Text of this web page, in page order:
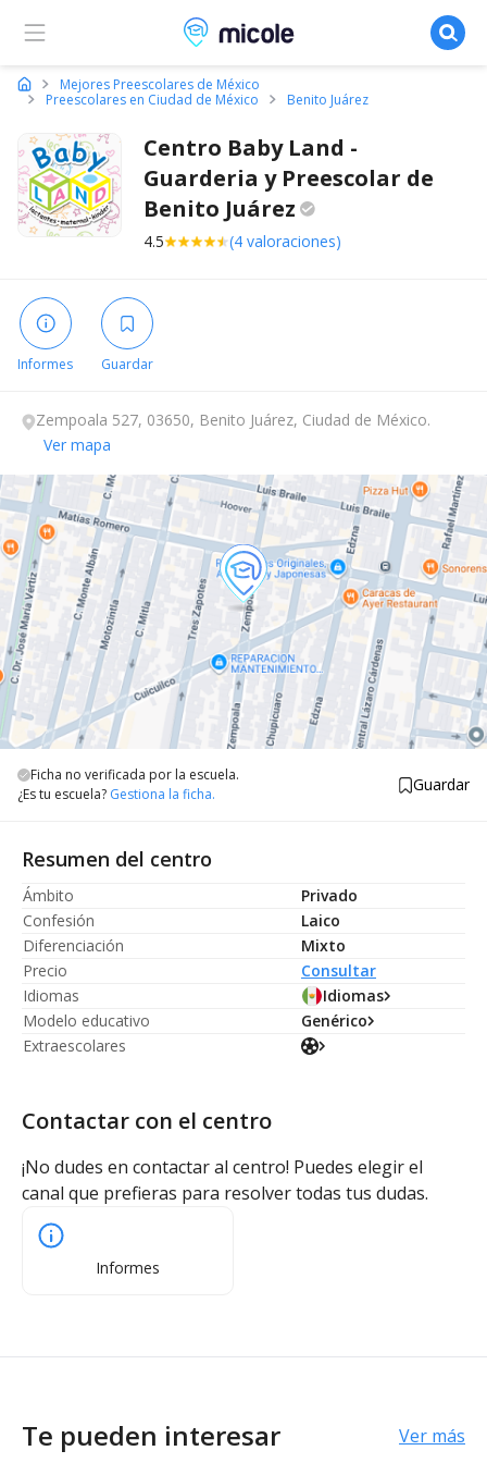
Micole, buscador de colegios
Mejores Preescolares de México
Preescolares en Ciudad de México
Benito Juárez
Centro Baby Land -
Guarderia y Preescolar de
Benito Juárez
4.5 (4 valoraciones)
Informes Guardar
Zempoala 527, 03650, Benito Juárez, Ciudad de México.
Ver mapa
Ficha no verificada por la escuela.
¿Es tu escuela? Gestiona la ficha. Guardar
Resumen del centro
Ámbito
Privado
Confesión
Laico
Diferenciación
Mixto
Precio
Consultar
Idiomas
Idiomas
Modelo educativo
Genérico
Extraescolares
Contactar con el centro
¡No dudes en contactar al centro! Puedes elegir el
canal que prefieras para resolver todas tus dudas.
Informes
Te pueden interesar Ver más